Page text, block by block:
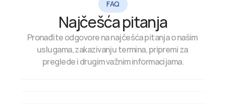
FAQ
Najčešća pitanja
Pronađite odgovore na najčešća pitanja o našim
uslugama, zakazivanju termina, pripremi za
preglede i drugim važnim informacijama.